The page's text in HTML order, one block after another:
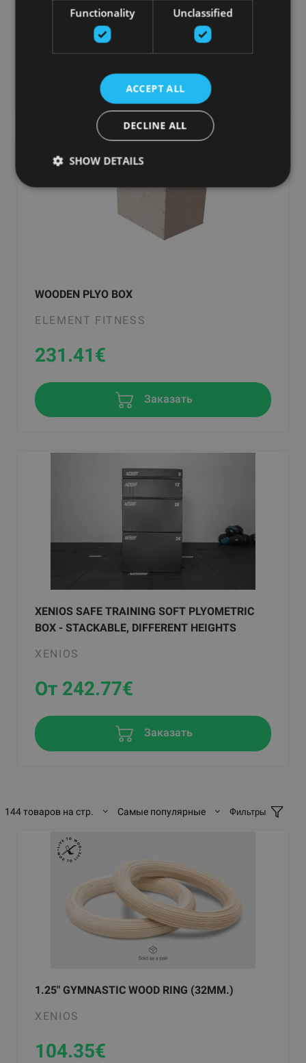
145.68€
добавить в корзину
WOODEN PLYO BOX
ELEMENT FITNESS
231.41€
Заказать
XENIOS SAFE TRAINING SOFT PLYOMETRIC
BOX - STACKABLE, DIFFERENT HEIGHTS
XENIOS
От 242.77€
Заказать
144 товаров на стр. Самые популярные Фильтры
1.25" GYMNASTIC WOOD RING (32MM.)
XENIOS
104.35€
Functionality Unclassified
ACCEPT ALL
DECLINE ALL
SHOW DETAILS